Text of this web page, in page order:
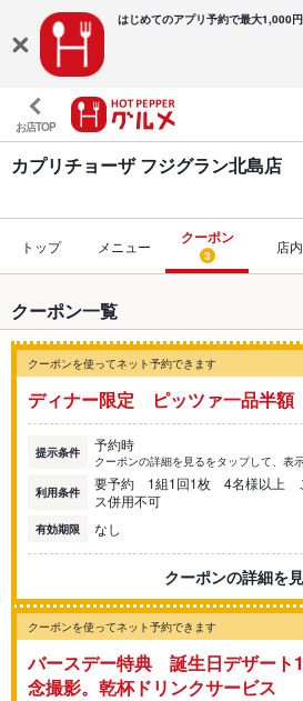
はじめてのアプリ予約で最大1,000
お店TOP
カプリチョーザ フジグラン北島店
トップ メニュー クーポン
3 店内
クーポン一覧
クーポンを使ってネット予約できます
ディナー限定 ピッツァ一品半額
提示条件 予約時
クーポンの詳細を見るをタップして、表
利用条件
要予約 1組1回1枚 4名様以上
ス併用不可
有効期限 なし
クーポンの詳細を
クーポンを使ってネット予約できます
バースデー特典 誕生日デザート
念撮影。乾杯ドリンクサービス